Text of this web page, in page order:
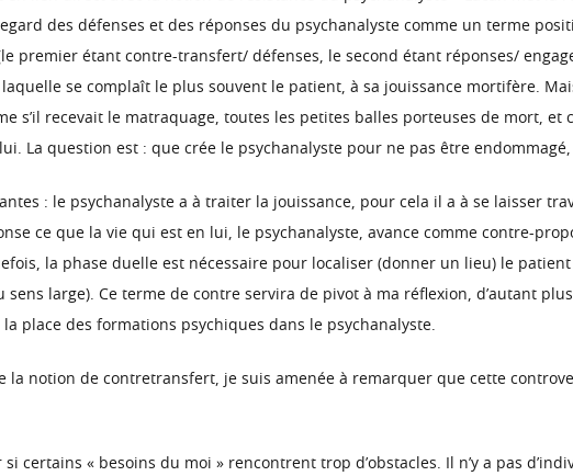
des défenses et des réponses du psychanalyste comme un terme
premier étant contre-transfert/ défenses, le second étant réponses/
se complaît le plus souvent le patient, à sa jouissance mortifère.
s’il recevait le matraquage, toutes les petites balles porteuses de mort, et
La question est : que crée le psychanalyste pour ne pas être
: le psychanalyste a à traiter la jouissance, pour cela il a à se laisser
ce que la vie qui est en lui, le psychanalyste, avance comme contre-
la phase duelle est nécessaire pour localiser (donner un lieu) le
large). Ce terme de contre servira de pivot à ma réflexion, d’autant
place des formations psychiques dans le psychanalyste.
la notion de contretransfert, je suis amenée à remarquer que cette
certains « besoins du moi » rencontrent trop d’obstacles. Il n’y a pas